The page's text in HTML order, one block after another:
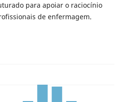
para apoiar o raciocínio
de enfermagem.